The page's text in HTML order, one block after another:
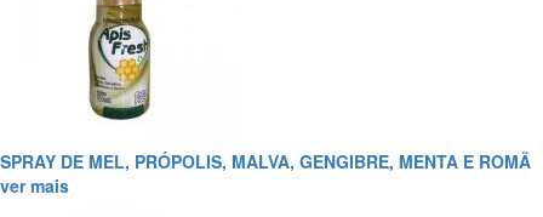
SPRAY DE MEL, PRÓPOLIS, MALVA, GENGIBRE, MENTA E ROMÃ
ver mais